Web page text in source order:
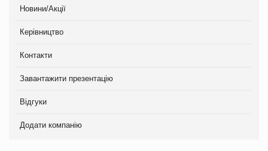
Новини/Акції
Керівництво
Контакти
Завантажити презентацію
Відгуки
Додати компанію